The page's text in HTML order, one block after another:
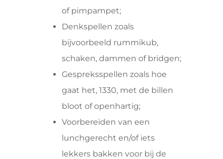
of pimpampet;
Denkspellen zoals
bijvoorbeeld rummikub,
schaken, dammen of bridgen;
Gespreksspellen zoals hoe
gaat het, 1330, met de billen
bloot of openhartig;
Voorbereiden van een
lunchgerecht en/of iets
lekkers bakken voor bij de